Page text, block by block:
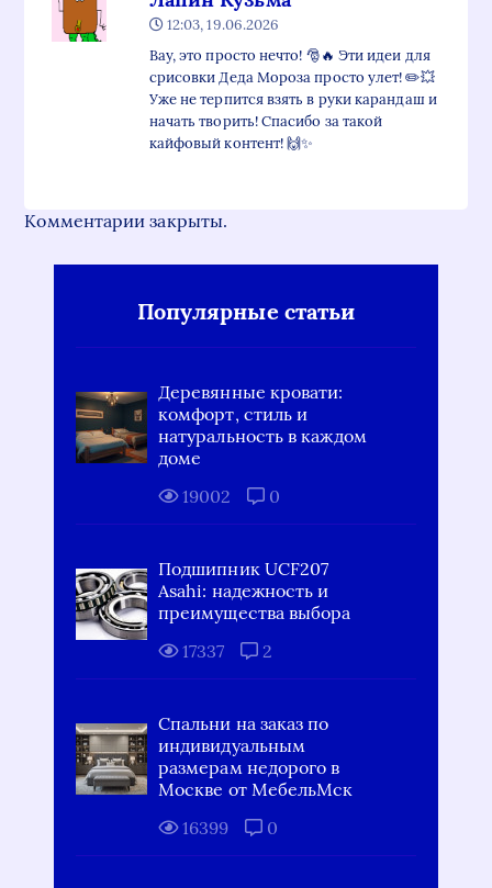
12:03, 19.06.2026
Вау, это просто нечто! 🎅🔥 Эти идеи для
срисовки Деда Мороза просто улет! ✏️💥
Уже не терпится взять в руки карандаш и
начать творить! Спасибо за такой
кайфовый контент! 🙌✨
Комментарии закрыты.
Популярные статьи
Деревянные кровати:
комфорт, стиль и
натуральность в каждом
доме
19002
0
Подшипник UCF207
Asahi: надежность и
преимущества выбора
17337
2
Спальни на заказ по
индивидуальным
размерам недорого в
Москве от МебельМск
16399
0